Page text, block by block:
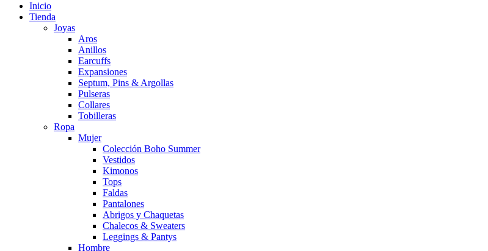
Inicio
Tienda
Joyas
Aros
Anillos
Earcuffs
Expansiones
Septum, Pins & Argollas
Pulseras
Collares
Tobilleras
Ropa
Mujer
Colección Boho Summer
Vestidos
Kimonos
Tops
Faldas
Pantalones
Abrigos y Chaquetas
Chalecos & Sweaters
Leggings & Pantys
Hombre